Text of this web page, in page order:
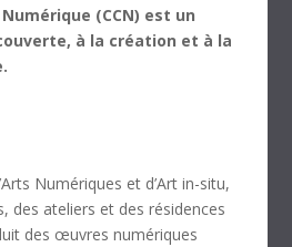
(CCN) est un
à la création et à la
Numériques et d’Art in-situ,
des ateliers et des résidences
des œuvres numériques